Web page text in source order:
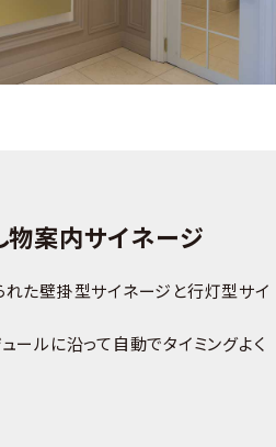
案内サイネージ
た壁掛型サイネージと行灯型サイ
ールに沿って自動でタイミングよく